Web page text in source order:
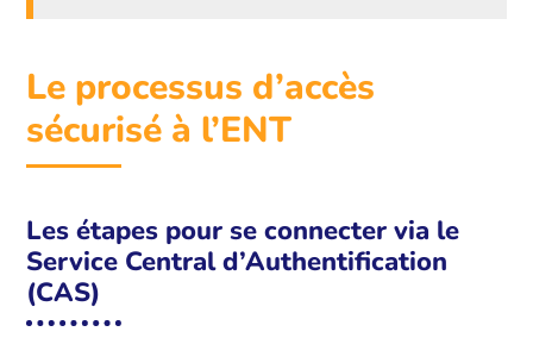
Le processus d’accès
sécurisé à l’ENT
Les étapes pour se connecter via le
Service Central d’Authentification
(CAS)